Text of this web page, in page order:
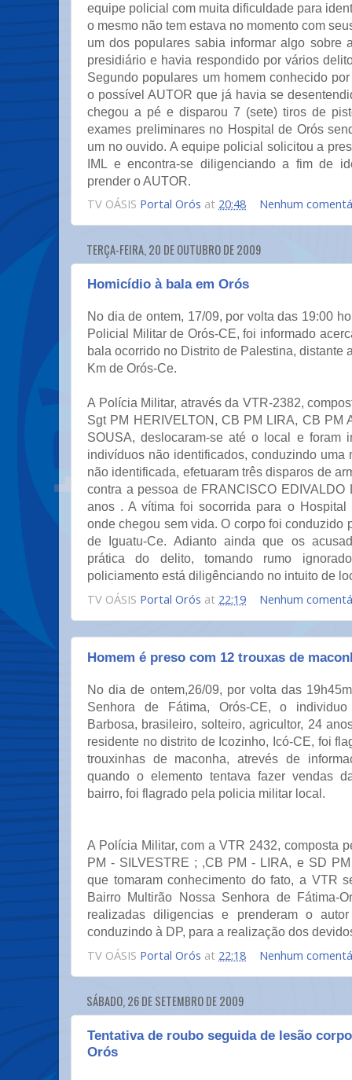
equipe policial com muita dificuldade para
o mesmo não tem estava no momento com
um dos populares sabia informar algo sobre
presidiário e havia respondido por vários
Segundo populares um homem conhecido
o possível AUTOR que já havia se
chegou a pé e disparou 7 (sete) tiros de
exames preliminares no Hospital de Orós
um no ouvido. A equipe policial solicitou a
IML e encontra-se diligenciando a fim de
prender o AUTOR.
TV OÁSIS Portal Orós at 20:48 Nenhum
TERÇA-FEIRA, 20 DE OUTUBRO DE 2009
Homicídio à bala em Orós
No dia de ontem, 17/09, por volta das 19:00
Policial Militar de Orós-CE, foi informado
bala ocorrido no Distrito de Palestina, distante
Km de Orós-Ce.
A Polícia Militar, através da VTR-2382,
Sgt PM HERIVELTON, CB PM LIRA, CB PM
SOUSA, deslocaram-se até o local e foram
indivíduos não identificados, conduzindo uma
não identificada, efetuaram três disparos de
contra a pessoa de FRANCISCO EDIVALDO
anos . A vítima foi socorrida para o Hospital
onde chegou sem vida. O corpo foi conduzido
de Iguatu-Ce. Adianto ainda que os
prática do delito, tomando rumo
policiamento está diligênciando no intuito de
TV OÁSIS Portal Orós at 22:19 Nenhum
Homem é preso com 12 trouxas de
No dia de ontem,26/09, por volta das
Senhora de Fátima, Orós-CE, o individuo
Barbosa, brasileiro, solteiro, agricultor, 24
residente no distrito de Icozinho, Icó-CE, foi
trouxinhas de maconha, atrevés de
quando o elemento tentava fazer vendas
bairro, foi flagrado pela policia militar local.
A Polícia Militar, com a VTR 2432, composta
PM - SILVESTRE ; ,CB PM - LIRA, e SD
que tomaram conhecimento do fato, a VTR
Bairro Multirão Nossa Senhora de Fátima-
realizadas diligencias e prenderam o
conduzindo à DP, para a realização dos
TV OÁSIS Portal Orós at 22:18 Nenhum
SÁBADO, 26 DE SETEMBRO DE 2009
Tentativa de roubo seguida de lesão
Orós